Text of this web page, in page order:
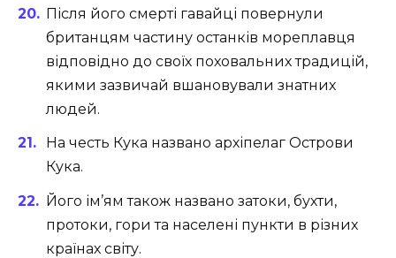
Після його смерті гавайці повернули
британцям частину останків мореплавця
відповідно до своїх поховальних традицій,
якими зазвичай вшановували знатних
людей.
На честь Кука названо архіпелаг Острови
Кука.
Його ім’ям також названо затоки, бухти,
протоки, гори та населені пункти в різних
країнах світу.